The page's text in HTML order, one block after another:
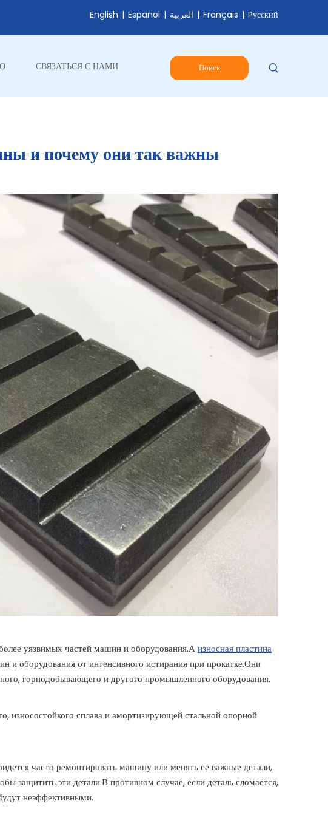
English | Español | العربية | Français | Pусский
СВЯЗАТЬСЯ С НАМИ Поиск
и почему они так важны
уязвимых частей машин и оборудования.Аизносная пластина
и оборудования от интенсивного истирания при прокатке.Они
горнодобывающего и другого промышленного оборудования.
износостойкого сплава и амортизирующей стальной опорной
часто ремонтировать машину или менять ее важные детали,
защитить эти детали.В противном случае, если деталь сломается,
неэффективными.